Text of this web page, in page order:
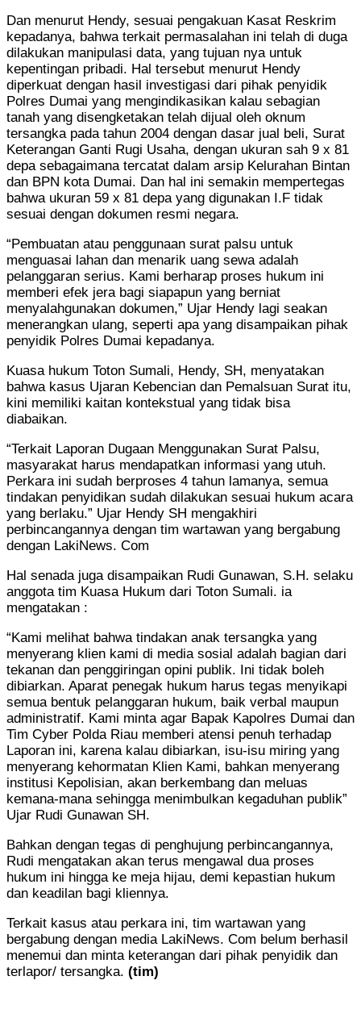
Dan menurut Hendy, sesuai pengakuan Kasat Reskrim
kepadanya, bahwa terkait permasalahan ini telah di duga
dilakukan manipulasi data, yang tujuan nya untuk
kepentingan pribadi. Hal tersebut menurut Hendy
diperkuat dengan hasil investigasi dari pihak penyidik
Polres Dumai yang mengindikasikan kalau sebagian
tanah yang disengketakan telah dijual oleh oknum
tersangka pada tahun 2004 dengan dasar jual beli, Surat
Keterangan Ganti Rugi Usaha, dengan ukuran sah 9 x 81
depa sebagaimana tercatat dalam arsip Kelurahan Bintan
dan BPN kota Dumai. Dan hal ini semakin mempertegas
bahwa ukuran 59 x 81 depa yang digunakan I.F tidak
sesuai dengan dokumen resmi negara.
“Pembuatan atau penggunaan surat palsu untuk
menguasai lahan dan menarik uang sewa adalah
pelanggaran serius. Kami berharap proses hukum ini
memberi efek jera bagi siapapun yang berniat
menyalahgunakan dokumen,” Ujar Hendy lagi seakan
menerangkan ulang, seperti apa yang disampaikan pihak
penyidik Polres Dumai kepadanya.
Kuasa hukum Toton Sumali, Hendy, SH, menyatakan
bahwa kasus Ujaran Kebencian dan Pemalsuan Surat itu,
kini memiliki kaitan kontekstual yang tidak bisa
diabaikan.
“Terkait Laporan Dugaan Menggunakan Surat Palsu,
masyarakat harus mendapatkan informasi yang utuh.
Perkara ini sudah berproses 4 tahun lamanya, semua
tindakan penyidikan sudah dilakukan sesuai hukum acara
yang berlaku.” Ujar Hendy SH mengakhiri
perbincangannya dengan tim wartawan yang bergabung
dengan LakiNews. Com
Hal senada juga disampaikan Rudi Gunawan, S.H. selaku
anggota tim Kuasa Hukum dari Toton Sumali. ia
mengatakan :
“Kami melihat bahwa tindakan anak tersangka yang
menyerang klien kami di media sosial adalah bagian dari
tekanan dan penggiringan opini publik. Ini tidak boleh
dibiarkan. Aparat penegak hukum harus tegas menyikapi
semua bentuk pelanggaran hukum, baik verbal maupun
administratif. Kami minta agar Bapak Kapolres Dumai dan
Tim Cyber Polda Riau memberi atensi penuh terhadap
Laporan ini, karena kalau dibiarkan, isu-isu miring yang
menyerang kehormatan Klien Kami, bahkan menyerang
institusi Kepolisian, akan berkembang dan meluas
kemana-mana sehingga menimbulkan kegaduhan publik”
Ujar Rudi Gunawan SH.
Bahkan dengan tegas di penghujung perbincangannya,
Rudi mengatakan akan terus mengawal dua proses
hukum ini hingga ke meja hijau, demi kepastian hukum
dan keadilan bagi kliennya.
Terkait kasus atau perkara ini, tim wartawan yang
bergabung dengan media LakiNews. Com belum berhasil
menemui dan minta keterangan dari pihak penyidik dan
terlapor/ tersangka. (tim)